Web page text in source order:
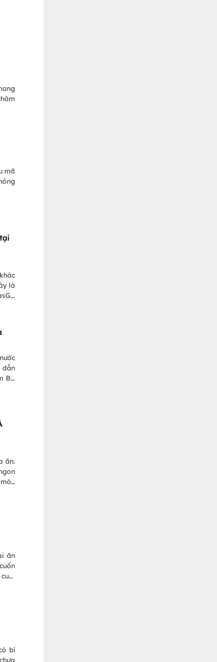
mỡ
là
dẫn
Bộ
ăn.
ăn
bí